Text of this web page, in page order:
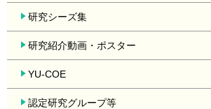
研究シーズ集
研究紹介動画・ポスター
YU-COE
認定研究グループ等